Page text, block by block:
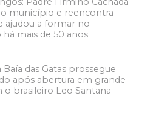
município e reencontra
ajudou a formar no
há mais de 50 anos
Baía das Gatas prossegue
após abertura em grande
o brasileiro Leo Santana